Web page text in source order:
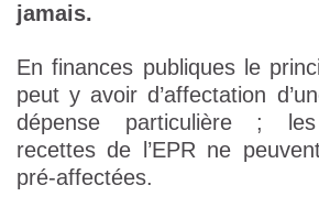
jamais.
En finances publiques le
peut y avoir d’affectation
dépense particulière ; les
recettes de l’EPR ne
pré-affectées.